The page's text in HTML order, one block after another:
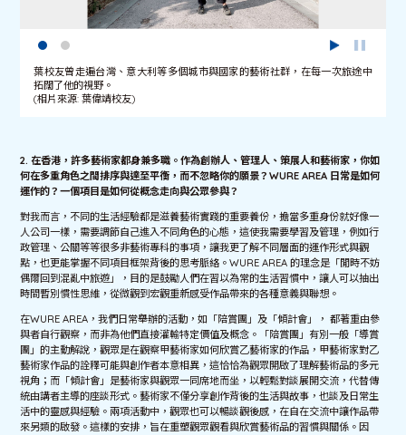
葉校友曾走遍台灣、意大利等多個城市與國家的藝術社群，在每一次旅途中
拓闊了他的視野。
(相片來源: 葉偉靖校友)
2.在香港，許多藝術家都身兼多職。作為創辦人、管理人、策展人和藝術家，你如
何在多重角色之間排序與達至平衡，而不忽略你的願景？WURE AREA 日常是如何
運作的？一個項目是如何從概念走向與公眾參與？
對我而言，不同的生活經驗都是滋養藝術實踐的重要養份，擔當多重身份就好像一
人公司一樣，需要調節自己進入不同角色的心態，這使我需要學習及管理，例如行
政管理、公關等等很多非藝術專科的事項，讓我更了解不同層面的運作形式與觀
點，也更能掌握不同項目框架背後的思考脈絡。WURE AREA 的理念是「閒時不妨
偶爾回到混亂中旅遊」，目的是鼓勵人們在習以為常的生活習慣中，讓人可以抽出
時間暫別慣性思維，從微觀到宏觀重新感受作品帶來的各種意義與聯想。
在WURE AREA，我們日常舉辦的活動，如「陪賞團」及「傾計會」， 都著重由參
與者自行觀察，而非為他們直接灌輸特定價值及概念。「陪賞團」有別一般「導賞
團」的主動解說，觀眾是在觀察甲藝術家如何欣賞乙藝術家的作品，甲藝術家對乙
藝術家作品的詮釋可能與創作者本意相異，這恰恰為觀眾開啟了理解藝術品的多元
視角；而「傾計會」是藝術家與觀眾一同席地而坐，以輕鬆對談展開交流，代替傳
統由講者主導的座談形式。藝術家不僅分享創作背後的生活與故事，也談及日常生
活中的靈感與經驗。兩項活動中，觀眾也可以暢談觀後感，在自在交流中讓作品帶
來另類的啟發。這樣的安排，旨在重塑觀眾觀看與欣賞藝術品的習慣與關係。因